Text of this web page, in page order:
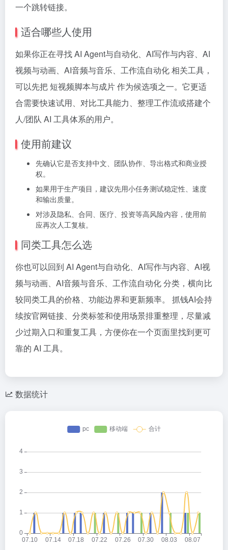
一个跳转链接。
适合哪些人使用
如果你正在寻找 AI Agent与自动化、AI写作与内容、AI
视频与动画、AI音频与音乐、工作流自动化 相关工具，
可以先把 短视频脚本与成片 作为候选项之一。它更适
合需要快速试用、对比工具能力、整理工作流或搭建个
人/团队 AI 工具体系的用户。
使用前建议
先确认它是否支持中文、团队协作、导出格式和商业授
权。
如果用于生产项目，建议先用小任务测试稳定性、速度
和输出质量。
对涉及隐私、合同、医疗、投资等高风险内容，使用前
应再次人工复核。
同类工具怎么选
你也可以回到 AI Agent与自动化、AI写作与内容、AI视
频与动画、AI音频与音乐、工作流自动化 分类，横向比
较同类工具的价格、功能边界和更新频率。 抓钱AI会持
续按官网链接、分类标签和使用场景排重整理，尽量减
少过期入口和重复工具，方便你在一个页面里找到更可
靠的 AI 工具。
数据统计